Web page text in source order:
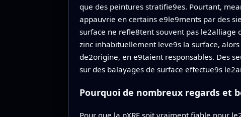
que des peintures stratifie9es. Pourtant,
appauvrie en certains e9le9ments par des
surface ne refle8tent souvent pas le2alliage
zinc inhabituellement leve9s la surface,
de2origine, en e9taient responsables. Des
sur des balayages de surface effectue9s
Pourquoi de nombreux regards et
Pour que la pXRF soit vraiment fiable pour